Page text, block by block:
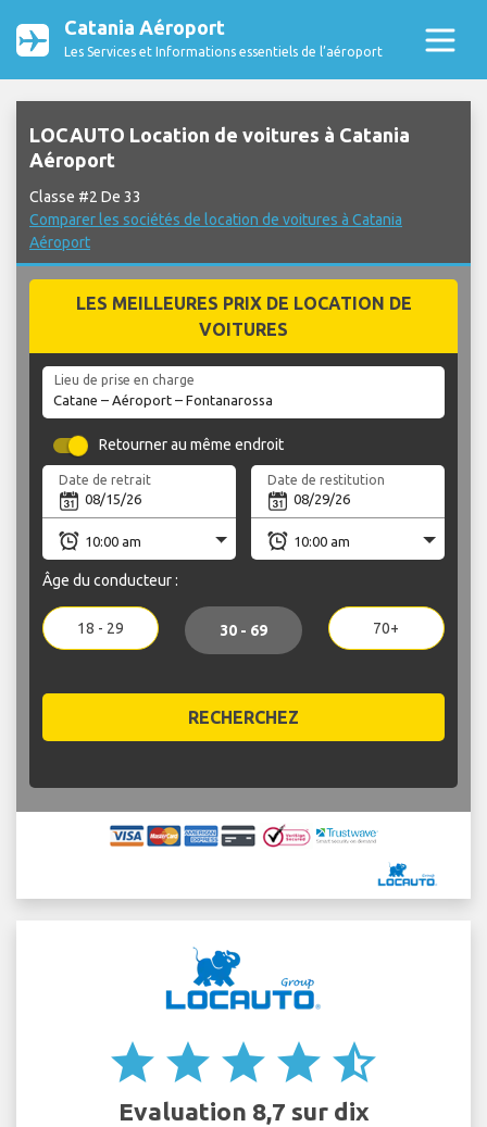
Catania Aéroport
Les Services et Informations essentiels de l’aéroport
LOCAUTO Location de voitures à Catania
Aéroport
Classe #2 De 33
Comparer les sociétés de location de voitures à Catania
Aéroport
LES MEILLEURES PRIX DE LOCATION DE
VOITURES
Lieu de prise en charge
Retourner au même endroit
Date de retrait Date de restitution
Âge du conducteur :
18 - 29 30 - 69 70+
RECHERCHEZ
star star star star star_half
Evaluation 8,7 sur dix